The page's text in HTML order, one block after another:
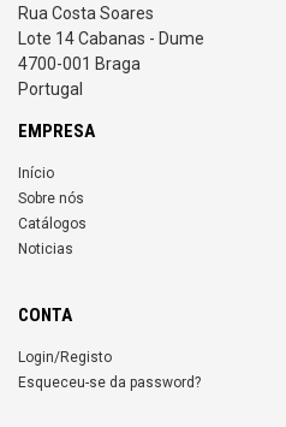
Rua Costa Soares
Lote 14 Cabanas - Dume
4700-001 Braga
Portugal
EMPRESA
Início
Sobre nós
Catálogos
Noticias
CONTA
Login/Registo
Esqueceu-se da password?